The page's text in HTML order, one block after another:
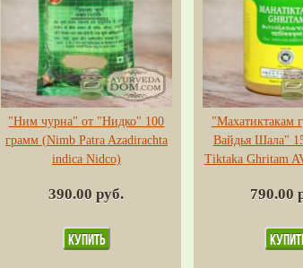
"Ним чурна" от "Нидко" 100
грамм (Nimb Patra Azadirachta
indica Nidco)
390.00 руб.
"Махатиктакам
Вайдья Шала"
Tiktaka Ghritam
790.00